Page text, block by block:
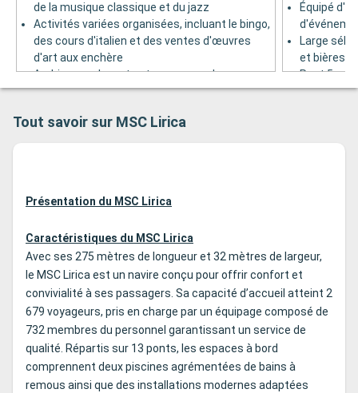
de la musique classique et du jazz
Activités variées organisées, incluant le bingo,
des cours d'italien et des ventes d'œuvres
d'art aux enchère
Ambiance relaxante et cozy, avec des
fauteuils de velours, sofas, tables rondes en
Équipé
Large
et bières
Pont 5
Tout savoir sur MSC Lirica
Présentation du MSC Lirica
Caractéristiques du MSC Lirica
Avec ses 275 mètres de longueur et 32 mètres de largeur,
le MSC Lirica est un navire conçu pour offrir confort et
convivialité à ses passagers. Sa capacité d’accueil atteint 2
679 voyageurs, pris en charge par un équipage composé de
732 membres du personnel garantissant un service de
qualité. Répartis sur 13 ponts, les espaces à bord
comprennent deux piscines agrémentées de bains à
remous ainsi que des installations modernes adaptées